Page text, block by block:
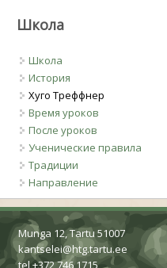
Школа
Школа
История
Хуго Треффнер
Время уроков
После уроков
Ученические правила
Традиции
Направление
Munga 12, Tartu 51007
kantselei@htg.tartu.ee